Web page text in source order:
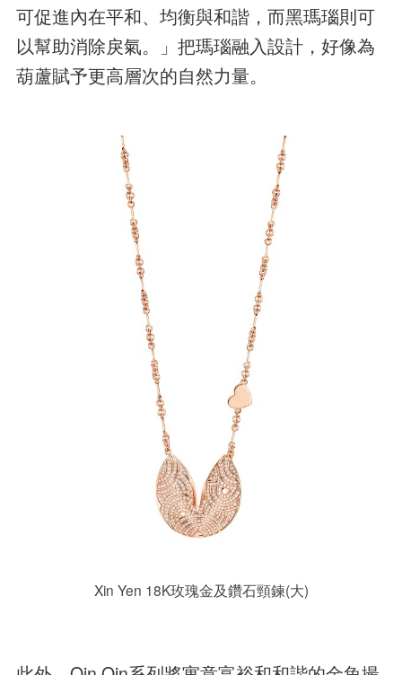
可促進內在平和、均衡與和諧，而黑瑪瑙則可
以幫助消除戾氣。」把瑪瑙融入設計，好像為
葫蘆賦予更高層次的自然力量。
Xin Yen 18K玫瑰金及鑽石頸鍊(大)